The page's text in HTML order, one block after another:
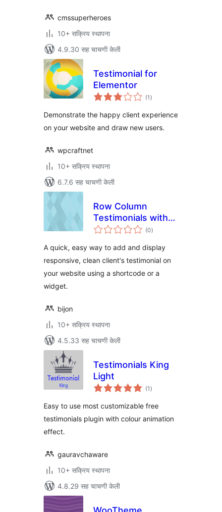
cmssuperheroes
10+ सक्रिय स्थापना
4.9.30 सह चाचणी केली
Testimonial for
Elementor
(1 एकूण
मूल्यांकन
)
Demonstrate the happy client experience
on your website and draw new users.
wpcraftnet
10+ सक्रिय स्थापना
6.7.6 सह चाचणी केली
Row Column
Testimonials with
widget
(0एकूण
मूल्यांकन
)
A quick, easy way to add and display
responsive, clean client's testimonial on
your website using a shortcode or a
widget.
bijon
10+ सक्रिय स्थापना
4.5.33 सह चाचणी केली
Testimonials King
Light
(1 एकूण
मूल्यांकन
)
Easy to use most customizable free
testimonials plugin with colour animation
effect.
gauravchaware
10+ सक्रिय स्थापना
4.8.29 सह चाचणी केली